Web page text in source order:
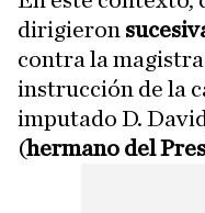
dirigieron
contra la
instrucción de la
imputado D.
(hermano del